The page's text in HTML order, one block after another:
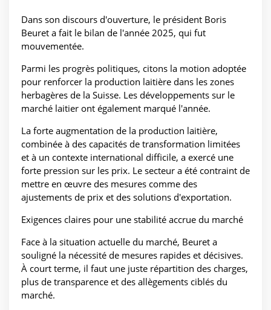
Dans son discours d'ouverture, le président Boris
Beuret a fait le bilan de l'année 2025, qui fut
mouvementée.
Parmi les progrès politiques, citons la motion adoptée
pour renforcer la production laitière dans les zones
herbagères de la Suisse. Les développements sur le
marché laitier ont également marqué l'année.
La forte augmentation de la production laitière,
combinée à des capacités de transformation limitées
et à un contexte international difficile, a exercé une
forte pression sur les prix. Le secteur a été contraint de
mettre en œuvre des mesures comme des
ajustements de prix et des solutions d'exportation.
Exigences claires pour une stabilité accrue du marché
Face à la situation actuelle du marché, Beuret a
souligné la nécessité de mesures rapides et décisives.
À court terme, il faut une juste répartition des charges,
plus de transparence et des allègements ciblés du
marché.